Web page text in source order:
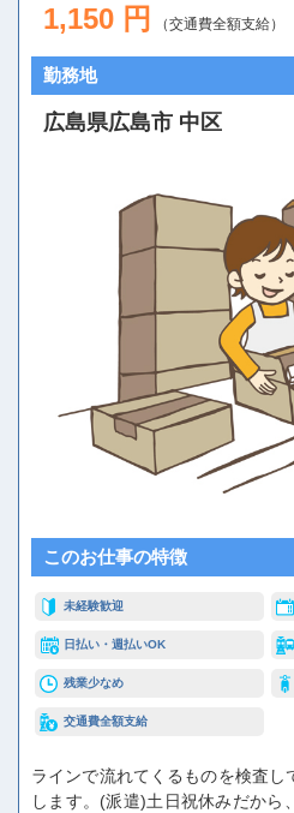
1,150 円 （交通費全額支給）
勤務地
広島県広島市 中区
このお仕事の特徴
未経験歓迎
日払い・週払いOK
残業少なめ
交通費全額支給
ラインで流れてくるものを検査
します。(派遣)土日祝休みだから